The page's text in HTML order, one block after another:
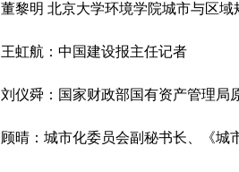
王虹航：中国建设报主任记者